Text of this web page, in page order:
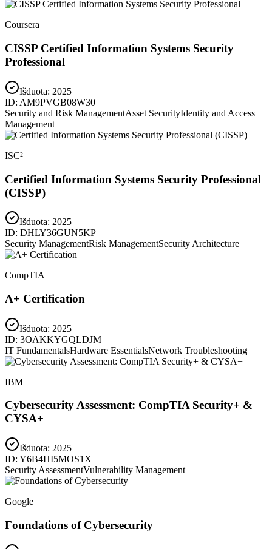
Coursera
CISSP Certified Information Systems Security
Professional
Išduota: 2025
ID: AM9PVGB08W30
Security and Risk ManagementAsset SecurityIdentity and Access
Management
ISC²
Certified Information Systems Security Professional
(CISSP)
Išduota: 2025
ID: DHLY36GUN5KP
Security ManagementRisk ManagementSecurity Architecture
CompTIA
A+ Certification
Išduota: 2025
ID: 3OAKKYGQLDJM
IT FundamentalsHardware EssentialsNetwork Troubleshooting
IBM
Cybersecurity Assessment: CompTIA Security+ &
CYSA+
Išduota: 2025
ID: Y6B4HI5MOS1X
Security AssessmentVulnerability Management
Google
Foundations of Cybersecurity